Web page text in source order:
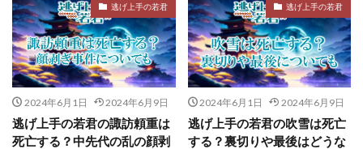
逃げ上手の若君
2024年6月1日 2024年6月9日
逃げ上手の若君の諏訪頼重は
死亡する？中先代の乱の顔剥
逃げ上手の若君
2024年6月1日 2024年6月9日
逃げ上手の若君の吹雪は死亡
する？裏切りや最後はどうな